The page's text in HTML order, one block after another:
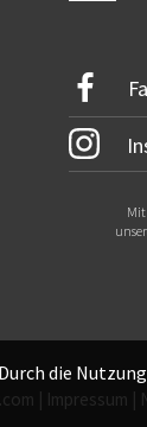
| Impressum |
die